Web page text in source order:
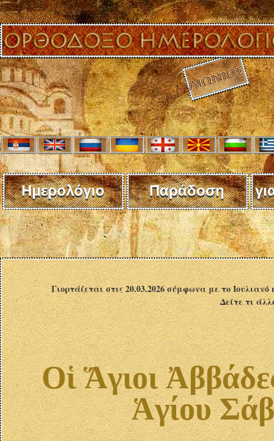
Ημερολόγιο Παράδοση
Γιορτάζεται στις 20.03.2026 σύμφωνα με το
Δείτε τι
Οἱ Ἅγιοι
Ἁγίου